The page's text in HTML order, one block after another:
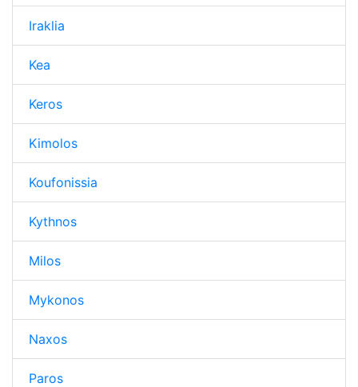
Iraklia
Kea
Keros
Kimolos
Koufonissia
Kythnos
Milos
Mykonos
Naxos
Paros